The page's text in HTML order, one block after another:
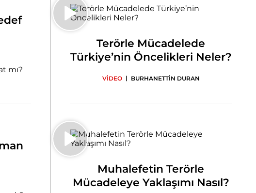
Terörle Mücadelede
Türkiye’nin Öncelikleri Neler?
VİDEO | BURHANETTİN DURAN
Muhalefetin Terörle
Mücadeleye Yaklaşımı Nasıl?